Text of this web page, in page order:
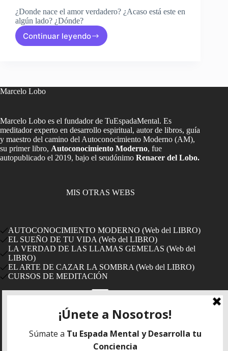
¿Donde nace el amor verdadero? ¿Acaso está este en
algún lado? ¿Dónde?
Continuar leyendo
Sobre
Marcelo Lobo
Marcelo Lobo es el fundador de TuEspadaMental. Es
meditador experto en desarrollo espiritual, autor de libros, guía
y maestro del camino del Autoconocimiento Moderno (AM),
su primer libro, Autoconocimiento Moderno, fue
autopublicado el 2019, bajo el seudónimo Renacer del Lobo.
MIS OTRAS WEBS
AUTOCONOCIMIENTO MODERNO (Web del LIBRO)
EL SUEÑO DE TU VIDA (Web del LIBRO)
LA VERDAD DE LAS LLAMAS GEMELAS (Web del
LIBRO)
EL ARTE DE CAZAR LA SOMBRA (Web del LIBRO)
CURSOS DE MEDITACIÓN